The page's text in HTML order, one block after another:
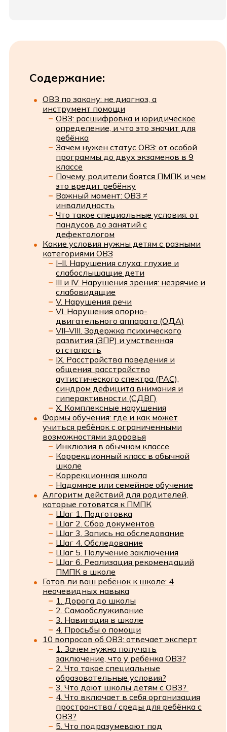
Содержание:
ОВЗ по закону: не диагноз, а
инструмент помощи
ОВЗ: расшифровка и юридическое
определение, и что это значит для
ребёнка
Зачем нужен статус ОВЗ: от особой
программы до двух экзаменов в 9
классе
Почему родители боятся ПМПК и чем
это вредит ребёнку
Важный момент: ОВЗ ≠
инвалидность
Что такое специальные условия: от
пандусов до занятий с
дефектологом
Какие условия нужны детям с разными
категориями ОВЗ
I–II. Нарушения слуха: глухие и
слабослышащие дети
III и IV. Нарушения зрения: незрячие и
слабовидящие
V. Нарушения речи
VI. Нарушения опорно-
двигательного аппарата (ОДА)
VII–VIII. Задержка психического
развития (ЗПР) и умственная
отсталость
IX. Расстройства поведения и
общения: расстройство
аутистического спектра (РАС),
синдром дефицита внимания и
гиперактивности (СДВГ)
X. Комплексные нарушения
Формы обучения: где и как может
учиться ребёнок с ограниченными
возможностями здоровья
Инклюзия в обычном классе
Коррекционный класс в обычной
школе
Коррекционная школа
Надомное или семейное обучение
Алгоритм действий для родителей,
которые готовятся к ПМПК
Шаг 1. Подготовка
Шаг 2. Сбор документов
Шаг 3. Запись на обследование
Шаг 4. Обследование
Шаг 5. Получение заключения
Шаг 6. Реализация рекомендаций
ПМПК в школе
Готов ли ваш ребёнок к школе: 4
неочевидных навыка
1. Дорога до школы
2. Самообслуживание
3. Навигация в школе
4. Просьбы о помощи
10 вопросов об ОВЗ: отвечает эксперт
1. Зачем нужно получать
заключение, что у ребёнка ОВЗ?
2. Что такое специальные
образовательные условия?
3. Что дают школы детям с ОВЗ?
4. Что включает в себя организация
пространства / среды для ребёнка с
ОВЗ?
5. Что подразумевают под